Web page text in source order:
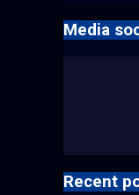
Media
Recent